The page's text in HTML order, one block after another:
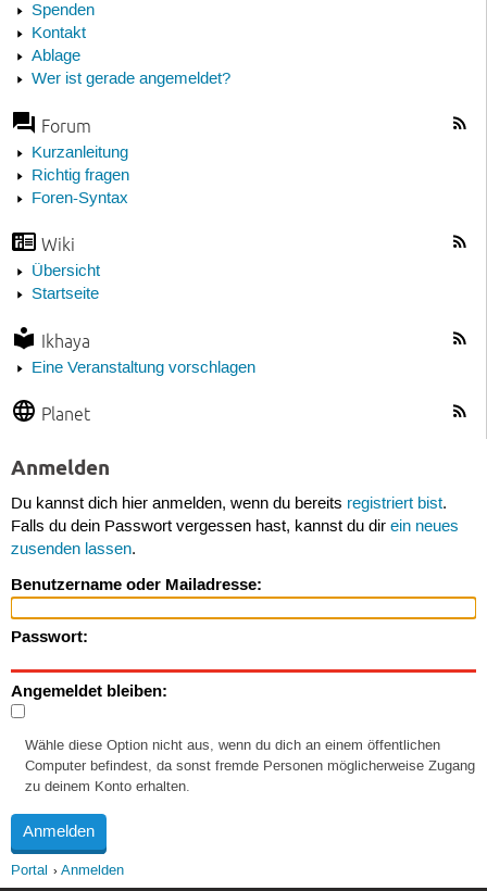
Spenden
Kontakt
Ablage
Wer ist gerade angemeldet?
Forum
Kurzanleitung
Richtig fragen
Foren-Syntax
Wiki
Übersicht
Startseite
Ikhaya
Eine Veranstaltung vorschlagen
Planet
Anmelden
Du kannst dich hier anmelden, wenn du bereits registriert bist.
Falls du dein Passwort vergessen hast, kannst du dir ein neues
zusenden lassen.
Benutzername oder Mailadresse:
Passwort:
Angemeldet bleiben:
Wähle diese Option nicht aus, wenn du dich an einem öffentlichen
Computer befindest, da sonst fremde Personen möglicherweise Zugang
zu deinem Konto erhalten.
Portal Anmelden